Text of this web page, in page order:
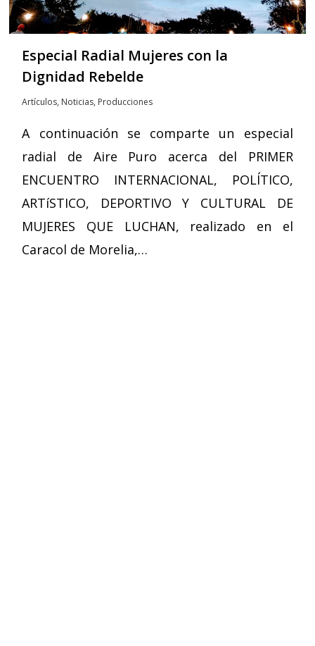
Especial Radial Mujeres con la
Dignidad Rebelde
Artículos, Noticias, Producciones
A continuación se comparte un especial
radial de Aire Puro acerca del PRIMER
ENCUENTRO INTERNACIONAL, POLÍTICO,
ARTíSTICO, DEPORTIVO Y CULTURAL DE
MUJERES QUE LUCHAN, realizado en el
Caracol de Morelia,…